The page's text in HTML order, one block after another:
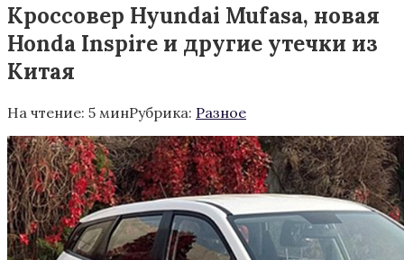
Кроссовер Hyundai Mufasa, новая
Honda Inspire и другие утечки из
Китая
На чтение: 5 минРубрика: Разное